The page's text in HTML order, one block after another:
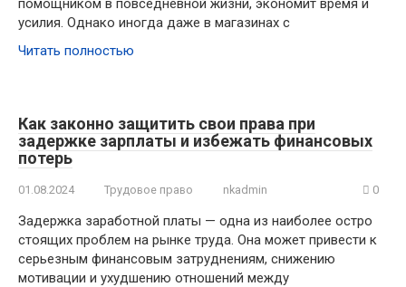
помощником в повседневной жизни, экономит время и
усилия. Однако иногда даже в магазинах с
Читать полностью
Как законно защитить свои права при
задержке зарплаты и избежать финансовых
потерь
01.08.2024 Трудовое право nkadmin 0
Задержка заработной платы — одна из наиболее остро
стоящих проблем на рынке труда. Она может привести к
серьезным финансовым затруднениям, снижению
мотивации и ухудшению отношений между